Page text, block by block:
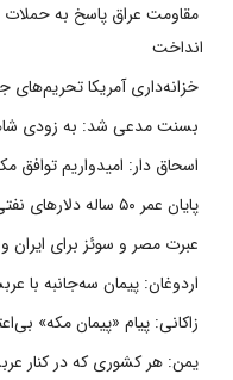
مقاومت عراق پاسخ به حملات
انداخت
خزانه‌داری آمریکا تحریم‌های
بسنت مدعی شد: به زودی
اسحاق دار: امیدواریم توافق
پایان عمر ۵۰ ساله دلارهای نفتی به دست ایران
عبرت مصر و سوئز برای ایران
اردوغان: پیمان سه‌جانبه با
زاکانی: پیام «پیمان مکه»
یمن: هر کشوری که در کنار